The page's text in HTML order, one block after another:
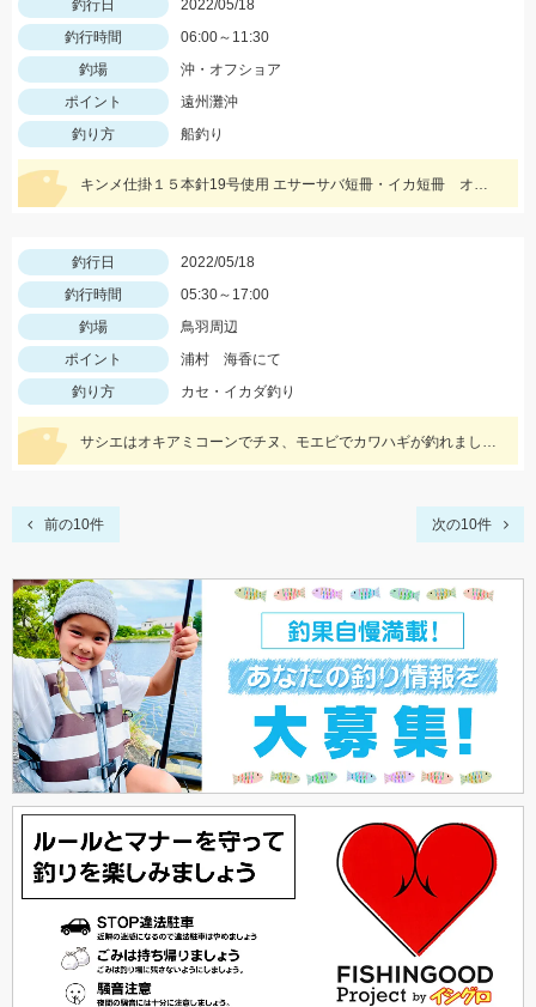
釣行日
2022/05/18
釣行時間
06:00～11:30
釣場
沖・オフショア
ポイント
遠州灘沖
釣り方
船釣り
キンメ仕掛１５本針19号使用 エサーサバ短冊・イカ短冊 オモリー２ｋｇ使用
釣行日
2022/05/18
釣行時間
05:30～17:00
釣場
鳥羽周辺
ポイント
浦村 海香にて
釣り方
カセ・イカダ釣り
サシエはオキアミコーンでチヌ、モエビでカワハギが釣れました！
前の10件 次の10件